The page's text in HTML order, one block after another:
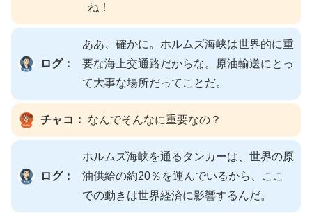
ね！
ログ：
ああ、確かに。ホルムズ海峡は世界的に重
要な海上交通路だからな。原油輸送にとっ
て大事な場所だってことだ。
チャコ： なんでそんなに重要なの？
ログ：
ホルムズ海峡を通るタンカーは、世界の原
油供給の約20％を運んでいるから、ここ
での動きは世界経済に影響するんだ。